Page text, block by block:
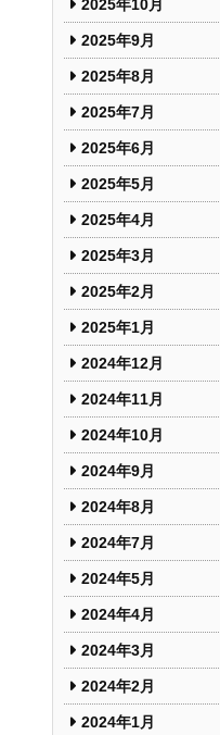
2025年10月
2025年9月
2025年8月
2025年7月
2025年6月
2025年5月
2025年4月
2025年3月
2025年2月
2025年1月
2024年12月
2024年11月
2024年10月
2024年9月
2024年8月
2024年7月
2024年5月
2024年4月
2024年3月
2024年2月
2024年1月